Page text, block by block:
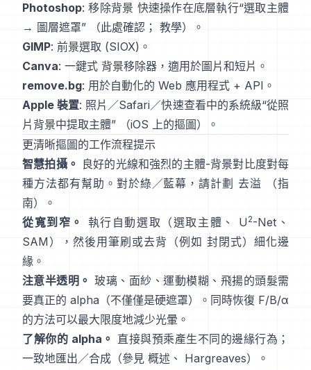
Photoshop:移除背景 快速操作在底層執行“選取主體
→ 圖層遮罩”
（此處確認 ； 教學）。
GIMP: 前景選取 (SIOX)。
Canva: 一鍵式 背景移除器 ，適用於圖片和短片。
remove.bg: 用於自動化的 Web 應用程式 + API 。
Apple 裝置: 照片／Safari／快速查看中的系統級“從照
片背景中提取主體” （iOS 上的摳圖）。
更清晰摳圖的工作流程提示
智慧拍攝。 良好的光線和強烈的主體-背景對比度對每
種方法都有幫助。對於綠／藍幕，請計劃 去溢 （指
南）。
從寬到窄。
執行自動選取（選取主體、 U 2-Net 、
SAM），然後用筆刷或去背（例如 封閉式）細化邊
緣。
注意半透明。 玻璃、面紗、運動模糊、飛揚的頭髮需
要真正的 alpha（不僅僅是硬遮罩）。同時恢復 F/B/α
的方法可以最大限度地減少光暈。
了解你的 alpha。 直接與預乘產生不同的邊緣行為；
一致地匯出／合成（參見 概述 、 Hargreaves）。